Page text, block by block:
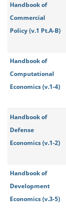
Handbook of
Commercial
Policy (v.1 Pt.A-B)
Handbook of
Computational
Economics (v.1-4)
Handbook of
Defense
Economics (v.1-2)
Handbook of
Development
Economics (v.3-5)